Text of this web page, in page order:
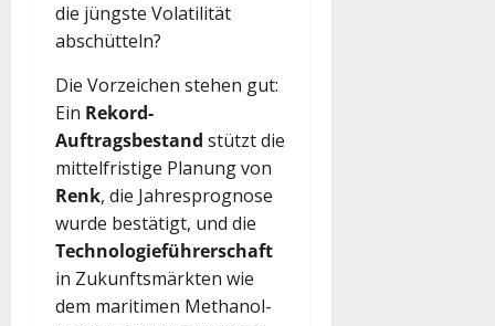
die jüngste Volatilität
abschütteln?
Die Vorzeichen stehen gut:
Ein Rekord-
Auftragsbestand stützt die
mittelfristige Planung von
Renk, die Jahresprognose
wurde bestätigt, und die
Technologieführerschaft
in Zukunftsmärkten wie
dem maritimen Methanol-